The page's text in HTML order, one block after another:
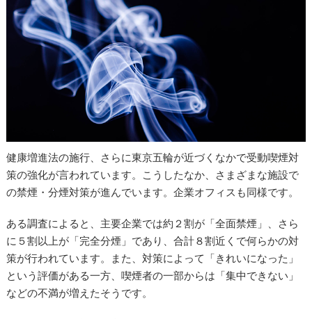
健康増進法の施行、さらに東京五輪が近づくなかで受動喫煙対
策の強化が言われています。こうしたなか、さまざまな施設で
の禁煙・分煙対策が進んでいます。企業オフィスも同様です。
ある調査によると、主要企業では約２割が「全面禁煙」、さら
に５割以上が「完全分煙」であり、合計８割近くで何らかの対
策が行われています。また、対策によって「きれいになった」
という評価がある一方、喫煙者の一部からは「集中できない」
などの不満が増えたそうです。